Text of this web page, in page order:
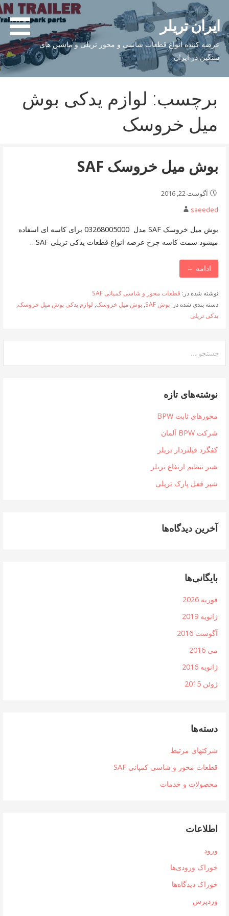
به
محتواایران تریلر
عرضه کننده انواع قطعات شاسی و محور تریلی و ماشین های
سنگین در ایران
برچسب: لوازم یدکی بوش
میل خروسک
بوش میل خروسک SAF
آگوست 22, 2016
saeeded
بوش میل خروسک SAF مدل 03268005000 برای کاسه ای اسفاده
میشود سمت کاسه چرخ عرضه انواع قطعات یدکی تریلی SAF…
ادامه ←
نوشته شده در: قطعات محور و شاسی کمپانی SAF
دسته بندی شده در: بوش SAF , بوش میل خروسک, لوازم یدکی بوش میل خروسک,
یدکی تریلی
برای:
نوشته‌های تازه
محورهای ثابت BPW
شرکت BPW آلمان
کفگرد فیلتردار تریلر
شیر تنظیم ارتفاع تریلر
شیر قفل پارک تریلی
آخرین دیدگاه‌ها
بایگانی‌ها
فوریه 2026
ژانویه 2019
آگوست 2016
می 2016
ژانویه 2016
ژوئن 2015
دسته‌ها
شرکتهای مرتبط
قطعات محور و شاسی کمپانی SAF
محصولات و خدمات
اطلاعات
ورود
خوراک ورودی‌ها
خوراک دیدگاه‌ها
وردپرس